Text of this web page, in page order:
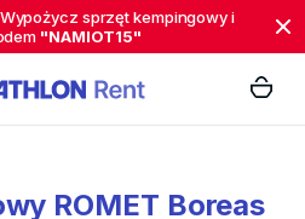
Wypożycz sprzęt kempingowy i
"NAMIOT15"
ROMET Boreas